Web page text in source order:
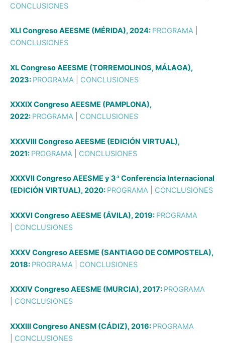
CONCLUSIONES
XLI Congreso AEESME (MÉRIDA), 2024: PROGRAMA
CONCLUSIONES
XL Congreso AEESME (TORREMOLINOS, MÁLAGA),
2023: PROGRAMA CONCLUSIONES
XXXIX Congreso AEESME (PAMPLONA),
2022: PROGRAMA CONCLUSIONES
XXXVIII Congreso AEESME (EDICIÓN VIRTUAL),
2021: PROGRAMA CONCLUSIONES
XXXVII Congreso AEESME y 3ª Conferencia Internacional
(EDICIÓN VIRTUAL), 2020: PROGRAMA CONCLUSIONES
XXXVI Congreso AEESME (ÁVILA), 2019: PROGRAMA
CONCLUSIONES
XXXV Congreso AEESME (SANTIAGO DE COMPOSTELA),
2018: PROGRAMA CONCLUSIONES
XXXIV Congreso AEESME (MURCIA), 2017: PROGRAMA
CONCLUSIONES
XXXIII Congreso ANESM (CÁDIZ), 2016: PROGRAMA
CONCLUSIONES